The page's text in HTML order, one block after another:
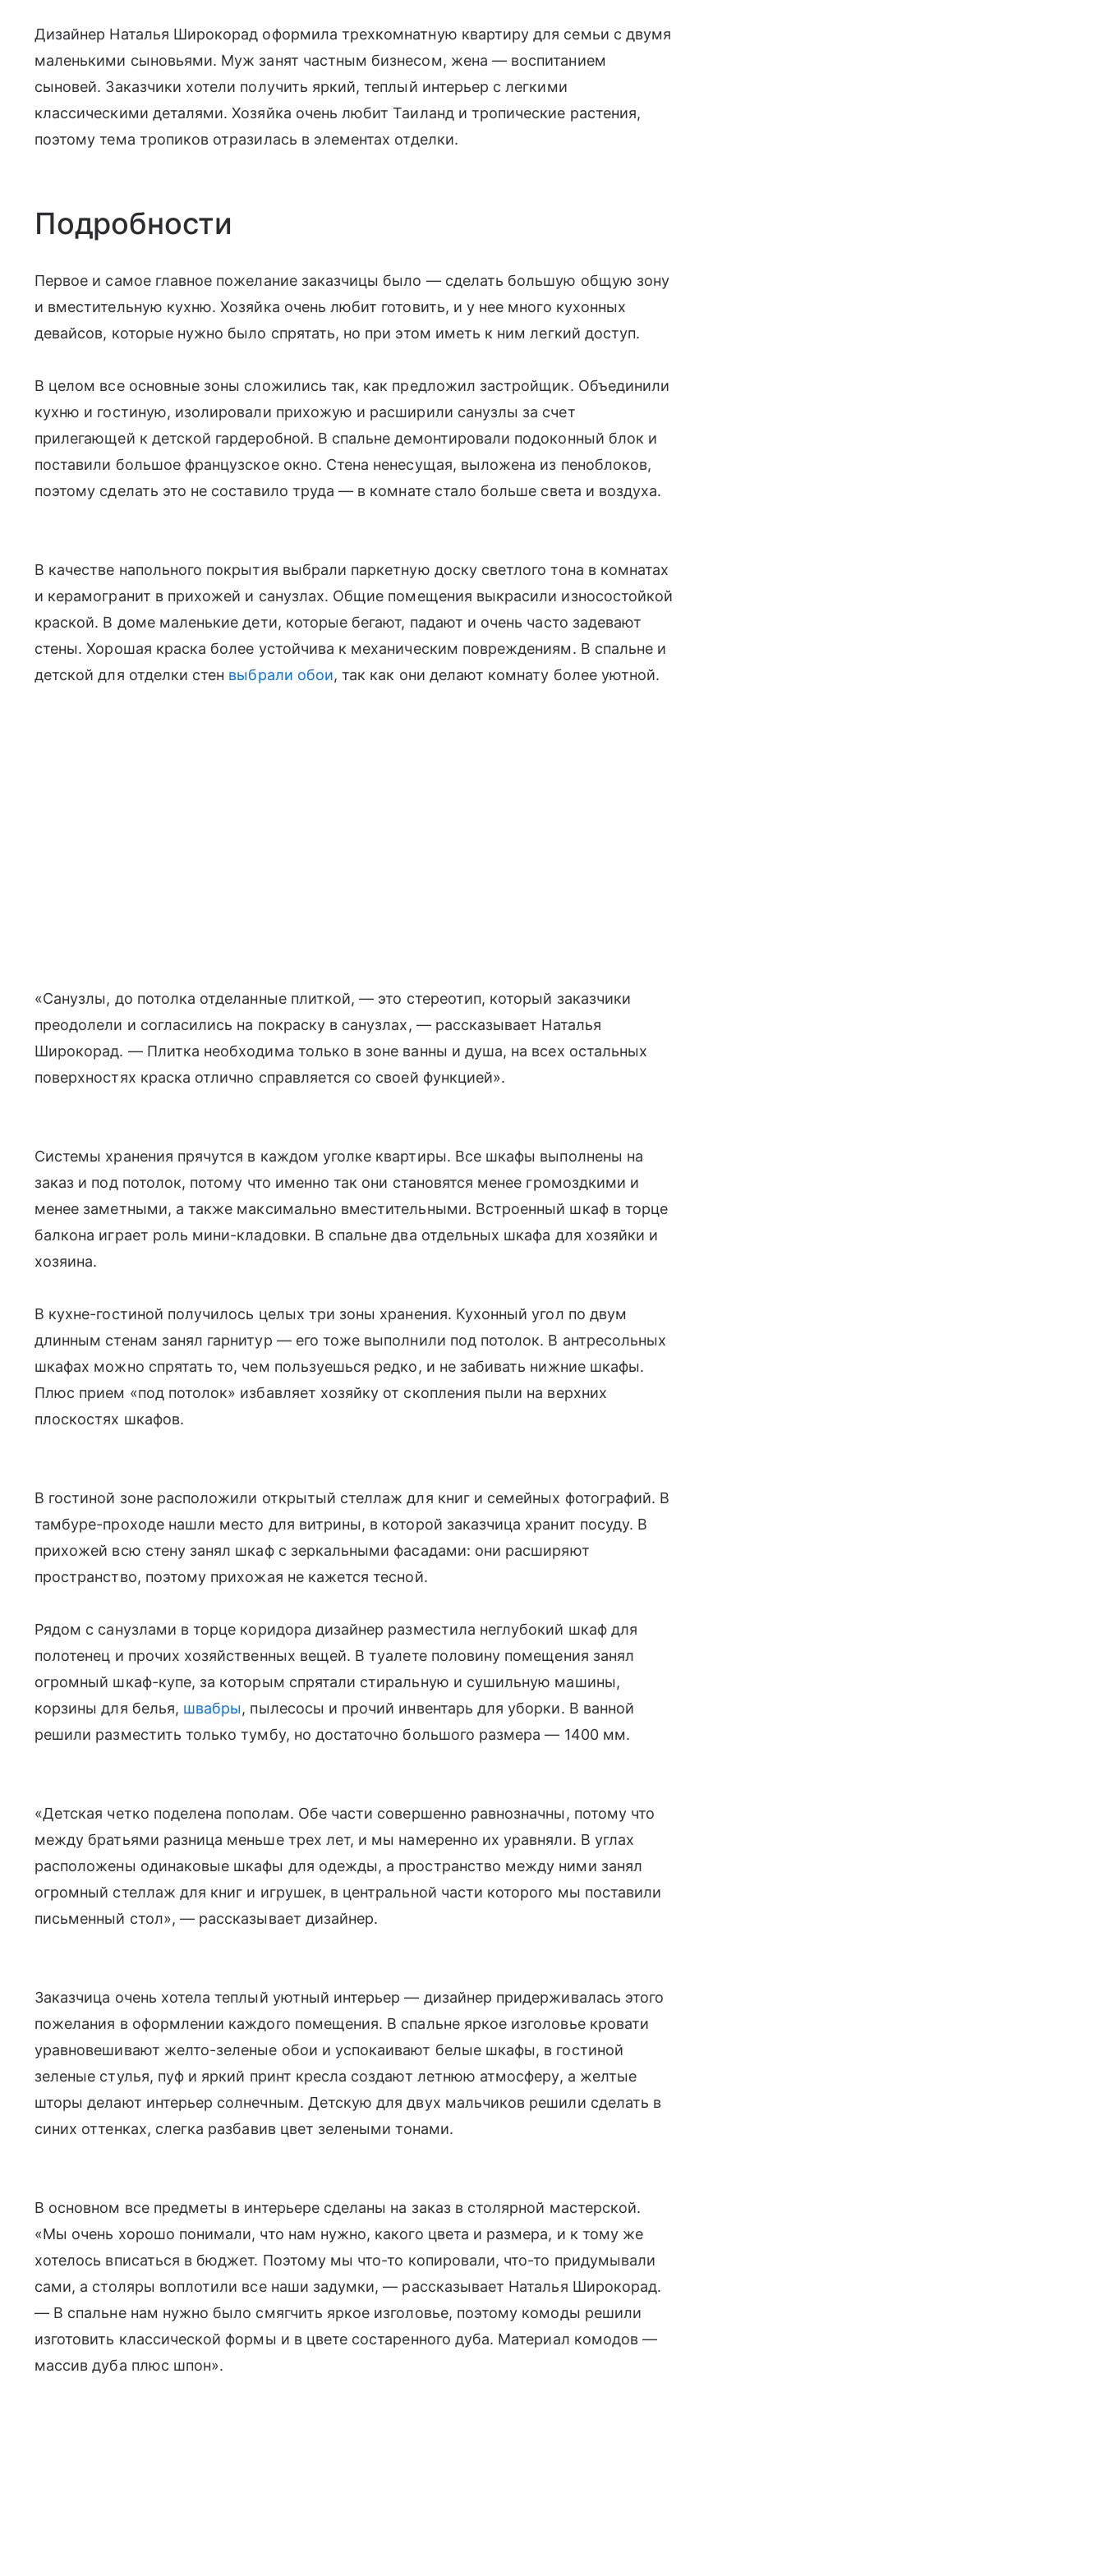
Дизайнер Наталья Широкорад оформила трехкомнатную квартиру для семьи с двумя
маленькими сыновьями. Муж занят частным бизнесом, жена — воспитанием
сыновей. Заказчики хотели получить яркий, теплый интерьер с легкими
классическими деталями. Хозяйка очень любит Таиланд и тропические растения,
поэтому тема тропиков отразилась в элементах отделки.
Подробности
Первое и самое главное пожелание заказчицы было — сделать большую общую зону
и вместительную кухню. Хозяйка очень любит готовить, и у нее много кухонных
девайсов, которые нужно было спрятать, но при этом иметь к ним легкий доступ.
В целом все основные зоны сложились так, как предложил застройщик. Объединили
кухню и гостиную, изолировали прихожую и расширили санузлы за счет
прилегающей к детской гардеробной. В спальне демонтировали подоконный блок и
поставили большое французское окно. Стена ненесущая, выложена из пеноблоков,
поэтому сделать это не составило труда — в комнате стало больше света и воздуха.
В качестве напольного покрытия выбрали паркетную доску светлого тона в комнатах
и керамогранит в прихожей и санузлах. Общие помещения выкрасили износостойкой
краской. В доме маленькие дети, которые бегают, падают и очень часто задевают
стены. Хорошая краска более устойчива к механическим повреждениям. В спальне и
детской для отделки стен выбрали обои, так как они делают комнату более уютной.
«Санузлы, до потолка отделанные плиткой, — это стереотип, который заказчики
преодолели и согласились на покраску в санузлах, — рассказывает Наталья
Широкорад. — Плитка необходима только в зоне ванны и душа, на всех остальных
поверхностях краска отлично справляется со своей функцией».
Системы хранения прячутся в каждом уголке квартиры. Все шкафы выполнены на
заказ и под потолок, потому что именно так они становятся менее громоздкими и
менее заметными, а также максимально вместительными. Встроенный шкаф в торце
балкона играет роль мини-кладовки. В спальне два отдельных шкафа для хозяйки и
хозяина.
В кухне-гостиной получилось целых три зоны хранения. Кухонный угол по двум
длинным стенам занял гарнитур — его тоже выполнили под потолок. В антресольных
шкафах можно спрятать то, чем пользуешься редко, и не забивать нижние шкафы.
Плюс прием «под потолок» избавляет хозяйку от скопления пыли на верхних
плоскостях шкафов.
В гостиной зоне расположили открытый стеллаж для книг и семейных фотографий. В
тамбуре-проходе нашли место для витрины, в которой заказчица хранит посуду. В
прихожей всю стену занял шкаф с зеркальными фасадами: они расширяют
пространство, поэтому прихожая не кажется тесной.
Рядом с санузлами в торце коридора дизайнер разместила неглубокий шкаф для
полотенец и прочих хозяйственных вещей. В туалете половину помещения занял
огромный шкаф-купе, за которым спрятали стиральную и сушильную машины,
корзины для белья, швабры, пылесосы и прочий инвентарь для уборки. В ванной
решили разместить только тумбу, но достаточно большого размера — 1400 мм.
«Детская четко поделена пополам. Обе части совершенно равнозначны, потому что
между братьями разница меньше трех лет, и мы намеренно их уравняли. В углах
расположены одинаковые шкафы для одежды, а пространство между ними занял
огромный стеллаж для книг и игрушек, в центральной части которого мы поставили
письменный стол», — рассказывает дизайнер.
Заказчица очень хотела теплый уютный интерьер — дизайнер придерживалась этого
пожелания в оформлении каждого помещения. В спальне яркое изголовье кровати
уравновешивают желто-зеленые обои и успокаивают белые шкафы, в гостиной
зеленые стулья, пуф и яркий принт кресла создают летнюю атмосферу, а желтые
шторы делают интерьер солнечным. Детскую для двух мальчиков решили сделать в
синих оттенках, слегка разбавив цвет зелеными тонами.
В основном все предметы в интерьере сделаны на заказ в столярной мастерской.
«Мы очень хорошо понимали, что нам нужно, какого цвета и размера, и к тому же
хотелось вписаться в бюджет. Поэтому мы что-то копировали, что-то придумывали
сами, а столяры воплотили все наши задумки, — рассказывает Наталья Широкорад.
— В спальне нам нужно было смягчить яркое изголовье, поэтому комоды решили
изготовить классической формы и в цвете состаренного дуба. Материал комодов —
массив дуба плюс шпон».